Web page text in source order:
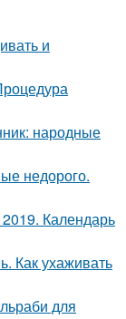
и
народные
недорого.
Календарь
Как ухаживать
для